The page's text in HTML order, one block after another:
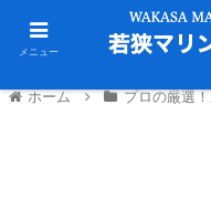
ホーム プロの厳選
メニュー